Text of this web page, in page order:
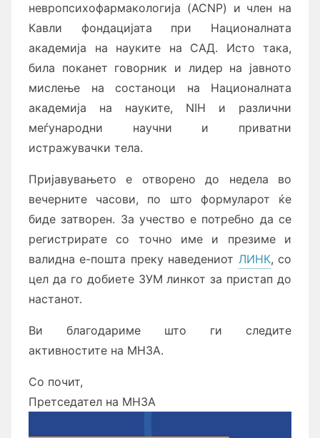
невропсихофармакологија (ACNP) и член на
Кавли фондацијата при Националната
академија на науките на САД. Исто така,
била поканет говорник и лидер на јавното
мислење на состаноци на Националната
академија на науките, NIH и различни
меѓународни научни и приватни
истражувачки тела.
Пријавувањето е отворено до недела во
вечерните часови, по што формуларот ќе
биде затворен. За учество е потребно да се
регистрирате со точно име и презиме и
валидна е-пошта преку наведениот ЛИНК, со
цел да го добиете ЗУМ линкот за пристап до
настанот.
Ви благодариме што ги следите
активностите на МНЗА.
Со почит,
Претседател на МНЗА